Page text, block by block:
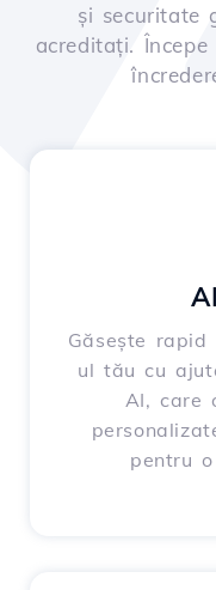
și securitate
acreditați.
Găsește
ul tău cu
AI, care
pentru